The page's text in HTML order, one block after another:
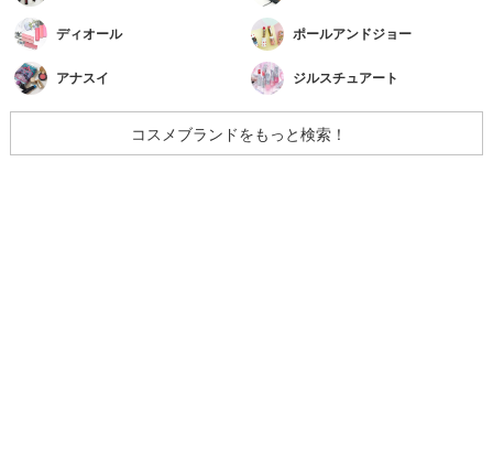
ディオール ポールアンドジョー
アナスイ ジルスチュアート
コスメブランドをもっと検索！